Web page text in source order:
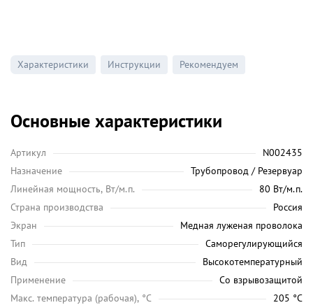
Характеристики Инструкции Рекомендуем
Основные характеристики
Артикул
N002435
Назначение
Трубопровод / Резервуар
Линейная мощность, Вт/м.п.
80 Вт/м.п.
Страна производства
Россия
Экран
Медная луженая проволока
Тип
Саморегулирующийся
Вид
Высокотемпературный
Применение
Со взрывозащитой
Maкс. температура (рабочая), °C
205 °C